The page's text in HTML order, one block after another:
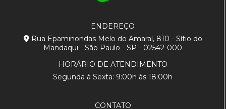
ENDEREÇO
Rua Epaminondas Melo do Amaral, 810 - Sítio do
Mandaqui - São Paulo - SP - 02542-000
HORÁRIO DE ATENDIMENTO
Segunda à Sexta: 9:00h às 18:00h
CONTATO